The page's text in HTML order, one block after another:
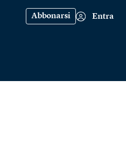
Abbonarsi Entra